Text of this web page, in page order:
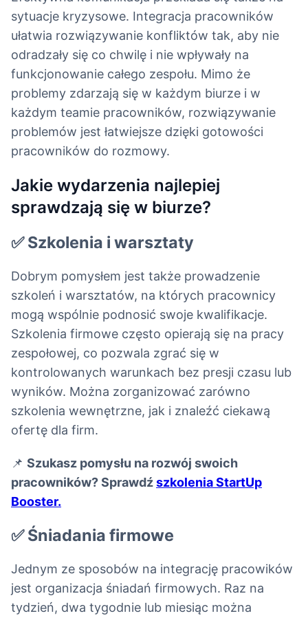
sytuacje kryzysowe. Integracja pracowników
ułatwia rozwiązywanie konfliktów tak, aby nie
odradzały się co chwilę i nie wpływały na
funkcjonowanie całego zespołu. Mimo że
problemy zdarzają się w każdym biurze i w
każdym teamie pracowników, rozwiązywanie
problemów jest łatwiejsze dzięki gotowości
pracowników do rozmowy.
Jakie wydarzenia najlepiej
sprawdzają się w biurze?
✅ Szkolenia i warsztaty
Dobrym pomysłem jest także prowadzenie
szkoleń i warsztatów, na których pracownicy
mogą wspólnie podnosić swoje kwalifikacje.
Szkolenia firmowe często opierają się na pracy
zespołowej, co pozwala zgrać się w
kontrolowanych warunkach bez presji czasu lub
wyników. Można zorganizować zarówno
szkolenia wewnętrzne, jak i znaleźć ciekawą
ofertę dla firm.
📌 Szukasz pomysłu na rozwój swoich
pracowników? Sprawdźszkolenia StartUp
Booster.
✅ Śniadania firmowe
Jednym ze sposobów na integrację pracowików
jest organizacja śniadań firmowych. Raz na
tydzień, dwa tygodnie lub miesiąc można